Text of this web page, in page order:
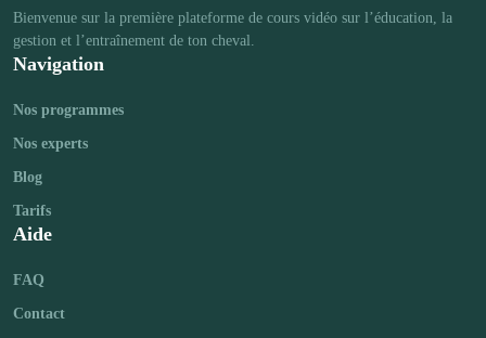
Bienvenue sur la première plateforme de cours vidéo sur l’éducation, la
Navigation
Nos programmes
Nos experts
Blog
Tarifs
Aide
FAQ
Contact